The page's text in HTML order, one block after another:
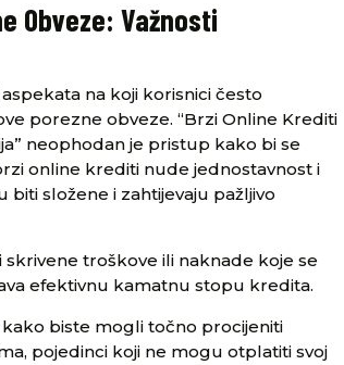
Obveze: Važnosti
na koji korisnici često
porezne obveze. “Brzi Online Krediti
neophodan je pristup kako bi se
online krediti nude jednostavnost i
složene i zahtijevaju pažljivo
troškove ili naknade koje se
efektivnu kamatnu stopu kredita.
biste mogli točno procijeniti
pojedinci koji ne mogu otplatiti svoj